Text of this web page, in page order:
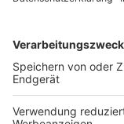
So haben wir im
"Little Tokyo" -
Anzeige